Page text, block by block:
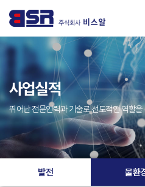
사업실적
뛰어난 전문인력과 기술로 선도적인 역할을
발전 물환